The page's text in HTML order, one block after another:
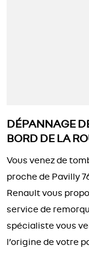
DÉPANNAGE
BORD DE LA
Vous venez de
proche de Pavilly
Renault vous
service de
spécialiste vous
l’origine de votre